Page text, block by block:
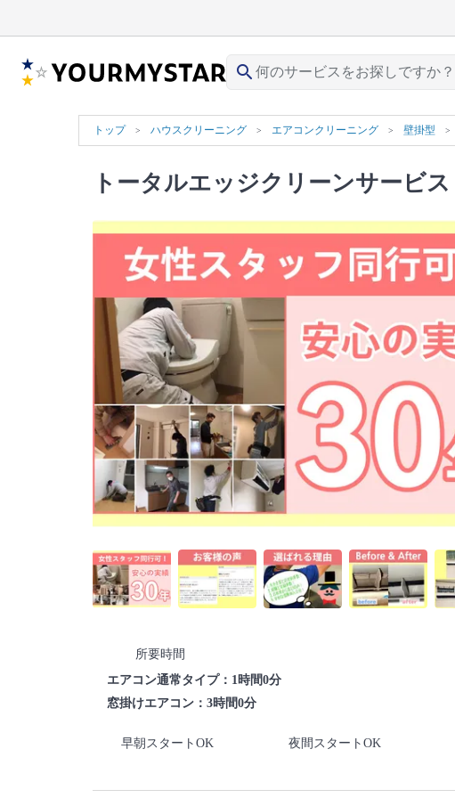
search
トップ ハウスクリーニング エアコンクリーニング 壁掛型
トータルエッジクリーンサービス
所要時間
エアコン通常タイプ：1時間0分
窓掛けエアコン：3時間0分
早朝スタートOK 夜間スタートOK